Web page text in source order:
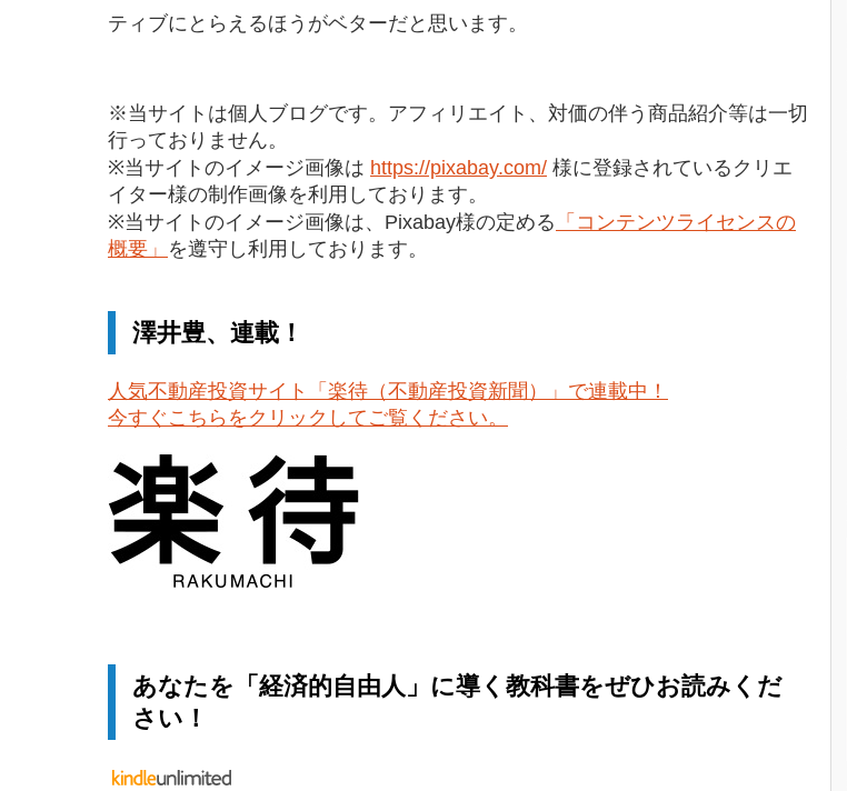
ティブにとらえるほうがベターだと思います。
※当サイトは個人ブログです。アフィリエイト、対価の伴う商品紹介等は一切
行っておりません。
※当サイトのイメージ画像は https://pixabay.com/ 様に登録されているクリエ
イター様の制作画像を利用しております。
※当サイトのイメージ画像は、Pixabay様の定める 「コンテンツライセンスの
概要」 を遵守し利用しております。
澤井豊、連載！
人気不動産投資サイト「楽待（不動産投資新聞）」で連載中！
今すぐこちらをクリックしてご覧ください。
あなたを「経済的自由人」に導く教科書をぜひお読みくだ
さい！